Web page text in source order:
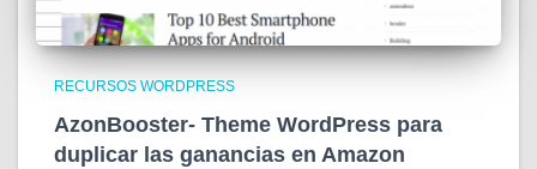
RECURSOS WORDPRESS
AzonBooster- Theme WordPress para
duplicar las ganancias en Amazon